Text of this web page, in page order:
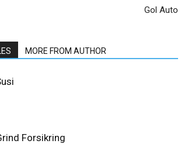
Gol Auto
MORE FROM AUTHOR
Forsikring